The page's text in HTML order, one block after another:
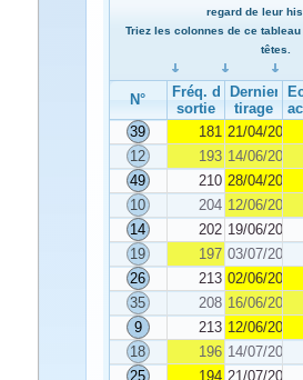
regard de leur
Triez les colonnes de ce
têtes.
N°
Fréq. de
sortie
Dernier
tirage
39
181 21/04/2021
12
193 14/06/2021
49
210 28/04/2021
10
204 12/06/2021
14
202 19/06/2021
19
197 03/07/2021
26
213 02/06/2021
35
208 16/06/2021
9
213 12/06/2021
18
196 14/07/2021
25
194 21/07/2021